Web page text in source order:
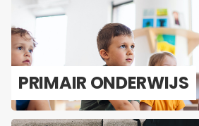
PRI­MAIR ON­DER­WIJS